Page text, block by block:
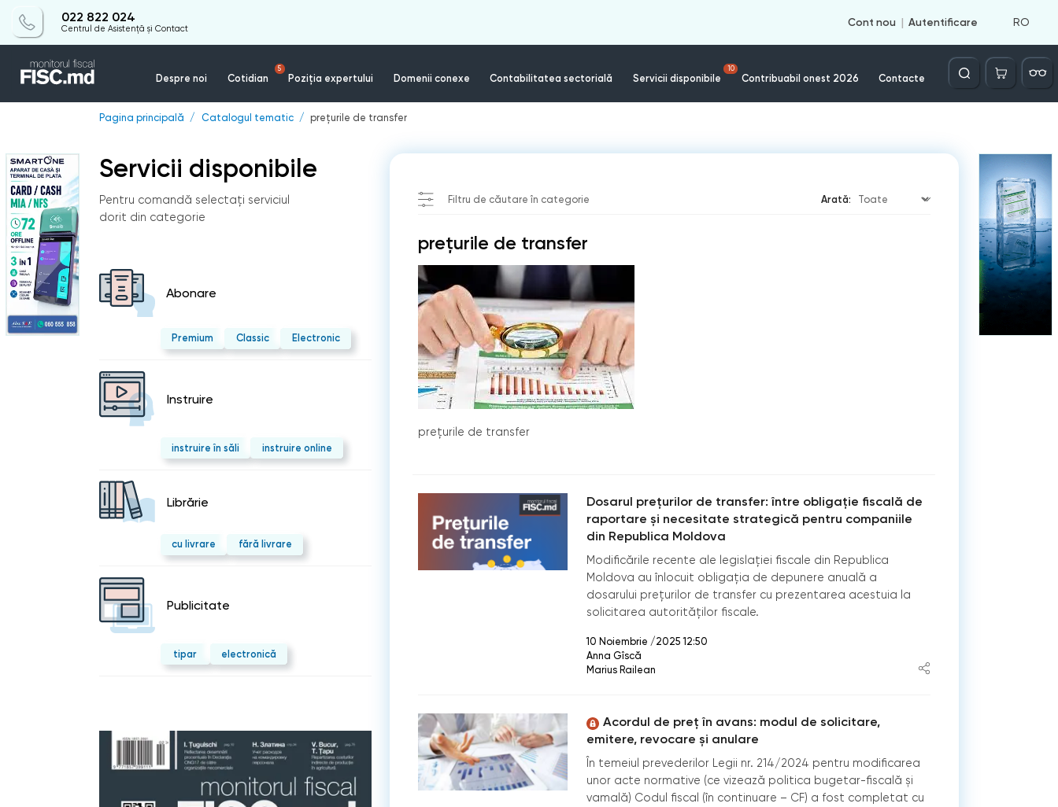
022 822 024
Centrul de Asistență și Contact
Cont nou Autentificare RO
Despre noi Cotidian
5
Poziția expertului Domenii conexe Contabilitatea sectorială Servicii disponibile
10
Contribuabil onest 2026 Contacte
Căutare
Pagina principală Catalogul tematic prețurile de transfer
Servicii disponibile
Pentru comandă selectați serviciul
dorit din categorie
Abonare
Premium Classic Electronic
Instruire
instruire în săli instruire online
Librărie
cu livrare fără livrare
Publicitate
tipar electronică
Filtru de căutare în categorie Arată:
prețurile de transfer
prețurile de transfer
Dosarul prețurilor de transfer: între obligație fiscală de
raportare și necesitate strategică pentru companiile
din Republica Moldova
Modificările recente ale legislației fiscale din Republica
Moldova au înlocuit obligația de depunere anuală a
dosarului prețurilor de transfer cu prezentarea acestuia la
solicitarea autorităților fiscale.
10 Noiembrie /2025 12:50
Anna Gîscă
Marius Railean
Acordul de preț în avans: modul de solicitare,
emitere, revocare și anulare
În temeiul prevederilor Legii nr. 214/2024 pentru modificarea
unor acte normative (ce vizează politica bugetar-fiscală și
vamală) Codul fiscal (în continuare – CF) a fost completat cu